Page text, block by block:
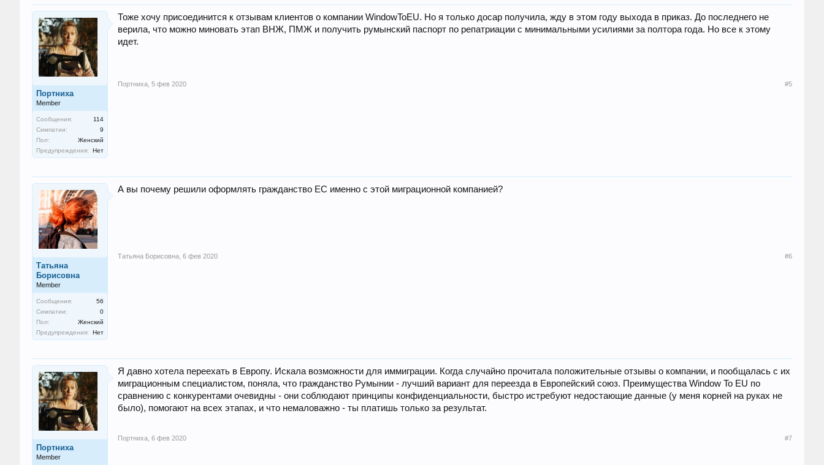
Портниха
Member
Сообщения:
114
Симпатии:
9
Пол:
Женский
Предупреждения:
Нет
Тоже хочу присоединится к отзывам клиентов о компании WindowToEU. Но я только досар получила, жду в этом году выхода в приказ. До последнего не
верила, что можно миновать этап ВНЖ, ПМЖ и получить румынский паспорт по репатриации с минимальными усилиями за полтора года. Но все к этому
идет.
Портниха, 5 фев 2020 #5
Татьяна
Борисовна
Member
Сообщения:
56
Симпатии:
0
Пол:
Женский
Предупреждения:
Нет
А вы почему решили оформлять гражданство ЕС именно с этой миграционной компанией?
Татьяна Борисовна, 6 фев 2020 #6
Портниха
Member
Я давно хотела переехать в Европу. Искала возможности для иммиграции. Когда случайно прочитала положительные отзывы о компании, и пообщалась с их
миграционным специалистом, поняла, что гражданство Румынии - лучший вариант для переезда в Европейский союз. Преимущества Window To EU по
сравнению с конкурентами очевидны - они соблюдают принципы конфиденциальности, быстро истребуют недостающие данные (у меня корней на руках не
было), помогают на всех этапах, и что немаловажно - ты платишь только за результат.
Портниха, 6 фев 2020 #7